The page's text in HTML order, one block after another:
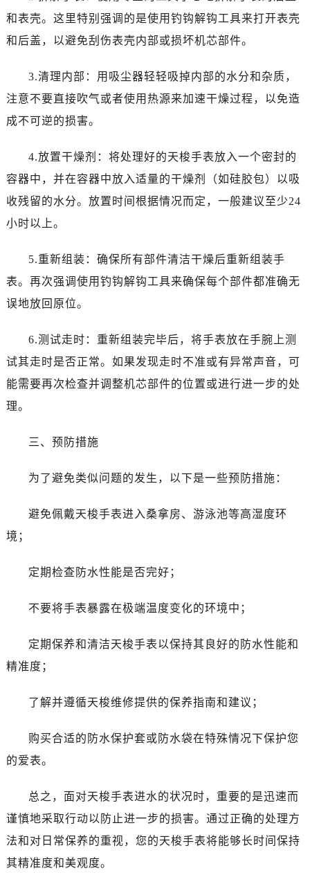
和表壳。这里特别强调的是使用钓钩解钩工具来打开表壳
和后盖，以避免刮伤表壳内部或损坏机芯部件。
3.清理内部：用吸尘器轻轻吸掉内部的水分和杂质，
注意不要直接吹气或者使用热源来加速干燥过程，以免造
成不可逆的损害。
4.放置干燥剂：将处理好的天梭手表放入一个密封的
容器中，并在容器中放入适量的干燥剂（如硅胶包）以吸
收残留的水分。放置时间根据情况而定，一般建议至少24
小时以上。
5.重新组装：确保所有部件清洁干燥后重新组装手
表。再次强调使用钓钩解钩工具来确保每个部件都准确无
误地放回原位。
6.测试走时：重新组装完毕后，将手表放在手腕上测
试其走时是否正常。如果发现走时不准或有异常声音，可
能需要再次检查并调整机芯部件的位置或进行进一步的处
理。
三、预防措施
为了避免类似问题的发生，以下是一些预防措施：
避免佩戴天梭手表进入桑拿房、游泳池等高湿度环
境；
定期检查防水性能是否完好；
不要将手表暴露在极端温度变化的环境中；
定期保养和清洁天梭手表以保持其良好的防水性能和
精准度；
了解并遵循天梭维修提供的保养指南和建议；
购买合适的防水保护套或防水袋在特殊情况下保护您
的爱表。
总之，面对天梭手表进水的状况时，重要的是迅速而
谨慎地采取行动以防止进一步的损害。通过正确的处理方
法和对日常保养的重视，您的天梭手表将能够长时间保持
其精准度和美观度。